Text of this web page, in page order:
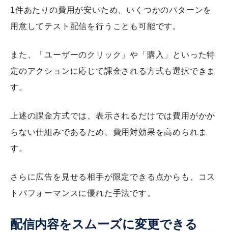
1件あたりの費用が安いため、いくつかのパターンを
用意してテスト配信を行うことも可能です。
また、「ユーザーのクリック」や「購入」といった特
定のアクションに応じて課金される方式も選択できま
す。
上述の課金方式では、表示されるだけでは費用がかか
らない仕組みであるため、費用対効果を高められま
す。
さらに広告を見せる相手が限定できる点からも、コス
トパフォーマンスに優れた手法です。
配信内容をスムーズに変更できる